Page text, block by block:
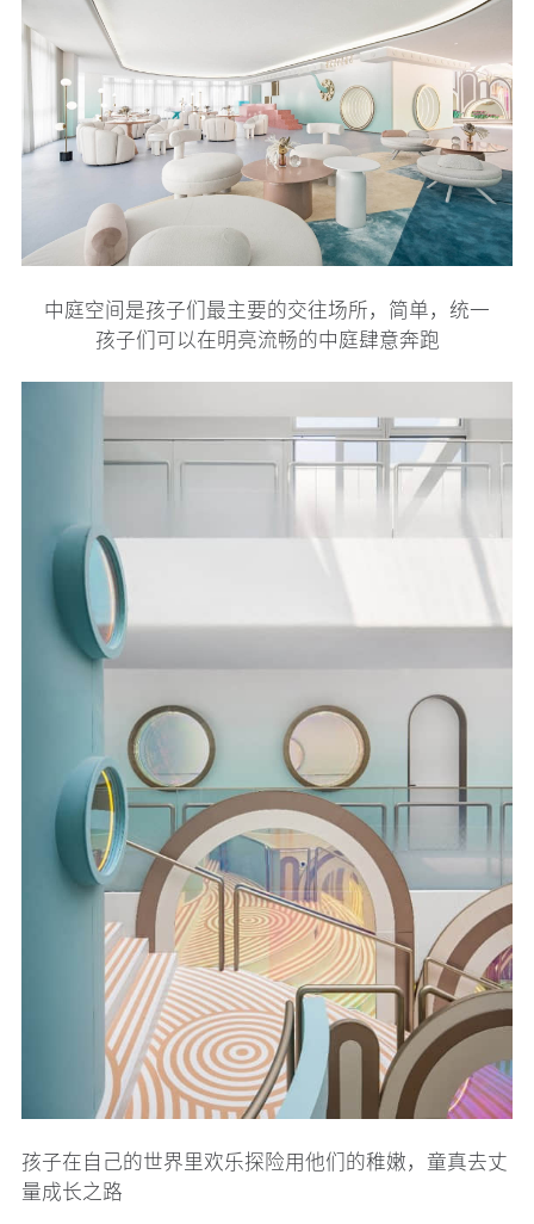
中庭空间是孩子们最主要的交往场所，简单，统一
孩子们可以在明亮流畅的中庭肆意奔跑
孩子在自己的世界里欢乐探险用他们的稚嫩，童真去丈
量成长之路